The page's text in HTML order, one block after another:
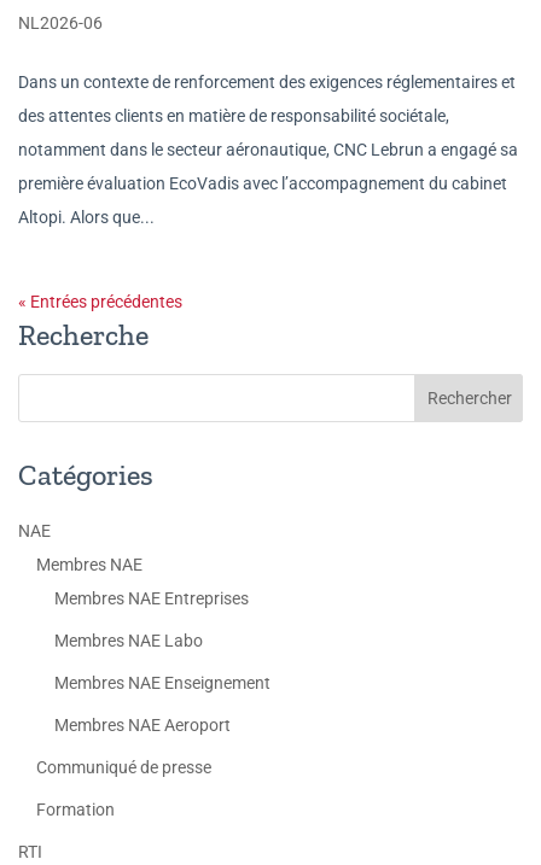
NL2026-06
Dans un contexte de renforcement des exigences réglementaires et
des attentes clients en matière de responsabilité sociétale,
notamment dans le secteur aéronautique, CNC Lebrun a engagé sa
première évaluation EcoVadis avec l’accompagnement du cabinet
Altopi. Alors que...
« Entrées précédentes
Recherche
Catégories
NAE
Membres NAE
Membres NAE Entreprises
Membres NAE Labo
Membres NAE Enseignement
Membres NAE Aeroport
Communiqué de presse
Formation
RTI